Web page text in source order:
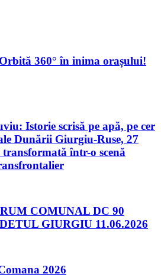
360° în inima orașului!
Istorie scrisă pe apă, pe cer
Dunării Giurgiu-Ruse, 27
într-o scenă
COMUNAL DC 90
GIURGIU 11.06.2026
2026